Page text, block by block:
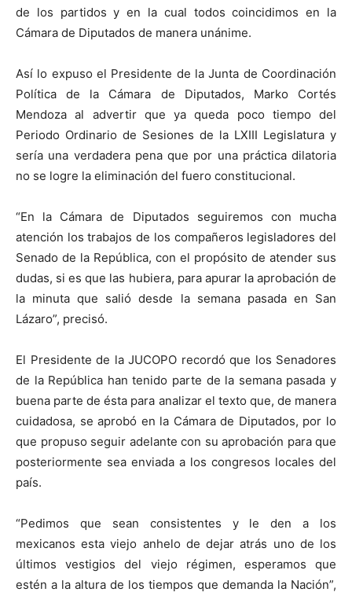
de los partidos y en la cual todos coincidimos en la
Cámara de Diputados de manera unánime.
Así lo expuso el Presidente de la Junta de Coordinación
Política de la Cámara de Diputados, Marko Cortés
Mendoza al advertir que ya queda poco tiempo del
Periodo Ordinario de Sesiones de la LXIII Legislatura y
sería una verdadera pena que por una práctica dilatoria
no se logre la eliminación del fuero constitucional.
“En la Cámara de Diputados seguiremos con mucha
atención los trabajos de los compañeros legisladores del
Senado de la República, con el propósito de atender sus
dudas, si es que las hubiera, para apurar la aprobación de
la minuta que salió desde la semana pasada en San
Lázaro”, precisó.
El Presidente de la JUCOPO recordó que los Senadores
de la República han tenido parte de la semana pasada y
buena parte de ésta para analizar el texto que, de manera
cuidadosa, se aprobó en la Cámara de Diputados, por lo
que propuso seguir adelante con su aprobación para que
posteriormente sea enviada a los congresos locales del
país.
“Pedimos que sean consistentes y le den a los
mexicanos esta viejo anhelo de dejar atrás uno de los
últimos vestigios del viejo régimen, esperamos que
estén a la altura de los tiempos que demanda la Nación”,